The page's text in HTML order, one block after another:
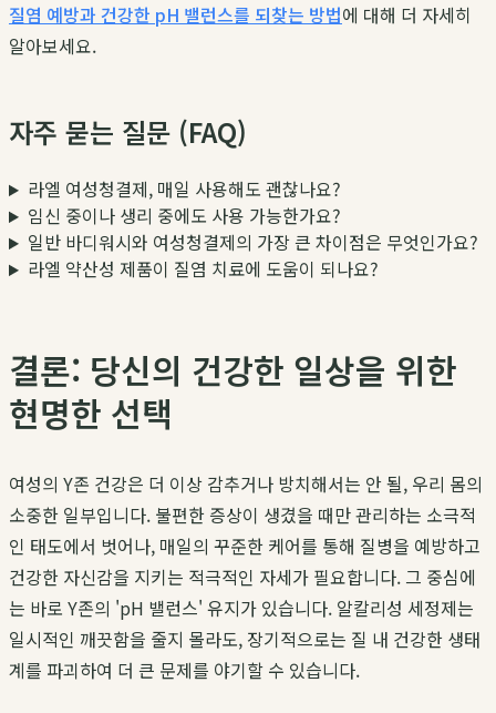
질염 예방과 건강한 pH 밸런스를 되찾는 방법에 대해 더 자세히
알아보세요.
자주 묻는 질문 (FAQ)
라엘 여성청결제, 매일 사용해도 괜찮나요?
임신 중이나 생리 중에도 사용 가능한가요?
일반 바디워시와 여성청결제의 가장 큰 차이점은 무엇인가요?
라엘 약산성 제품이 질염 치료에 도움이 되나요?
결론: 당신의 건강한 일상을 위한
현명한 선택
여성의 Y존 건강은 더 이상 감추거나 방치해서는 안 될, 우리 몸의
소중한 일부입니다. 불편한 증상이 생겼을 때만 관리하는 소극적
인 태도에서 벗어나, 매일의 꾸준한 케어를 통해 질병을 예방하고
건강한 자신감을 지키는 적극적인 자세가 필요합니다. 그 중심에
는 바로 Y존의 'pH 밸런스' 유지가 있습니다. 알칼리성 세정제는
일시적인 깨끗함을 줄지 몰라도, 장기적으로는 질 내 건강한 생태
계를 파괴하여 더 큰 문제를 야기할 수 있습니다.